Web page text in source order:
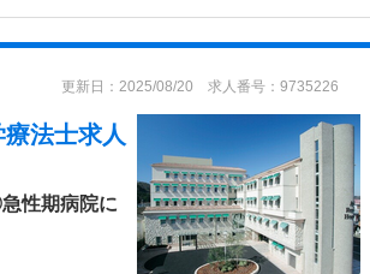
更新日：2025/08/20 求人番号：9735226
法士求人
性期病院に